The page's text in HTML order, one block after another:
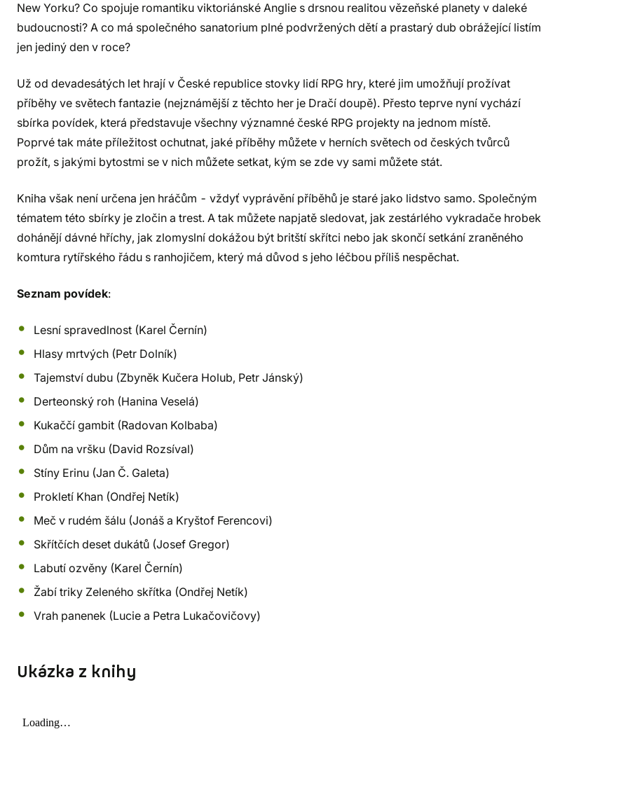
New Yorku? Co spojuje romantiku viktoriánské Anglie s drsnou realitou vězeňské planety v daleké
budoucnosti? A co má společného sanatorium plné podvržených dětí a prastarý dub obrážející listím
jen jediný den v roce?
Už od devadesátých let hrají v České republice stovky lidí RPG hry, které jim umožňují prožívat
příběhy ve světech fantazie (nejznámější z těchto her je Dračí doupě). Přesto teprve nyní vychází
sbírka povídek, která představuje všechny významné české RPG projekty na jednom místě.
Poprvé tak máte příležitost ochutnat, jaké příběhy můžete v herních světech od českých tvůrců
prožít, s jakými bytostmi se v nich můžete setkat, kým se zde vy sami můžete stát.
Kniha však není určena jen hráčům - vždyť vyprávění příběhů je staré jako lidstvo samo. Společným
tématem této sbírky je zločin a trest. A tak můžete napjatě sledovat, jak zestárlého vykradače hrobek
dohánějí dávné hříchy, jak zlomyslní dokážou být britští skřítci nebo jak skončí setkání zraněného
komtura rytířského řádu s ranhojičem, který má důvod s jeho léčbou příliš nespěchat.
Seznam povídek:
Lesní spravedlnost (Karel Černín)
Hlasy mrtvých (Petr Dolník)
Tajemství dubu (Zbyněk Kučera Holub, Petr Jánský)
Derteonský roh (Hanina Veselá)
Kukaččí gambit (Radovan Kolbaba)
Dům na vršku (David Rozsíval)
Stíny Erinu (Jan Č. Galeta)
Prokletí Khan (Ondřej Netík)
Meč v rudém šálu (Jonáš a Kryštof Ferencovi)
Skřítčích deset dukátů (Josef Gregor)
Labutí ozvěny (Karel Černín)
Žabí triky Zeleného skřítka (Ondřej Netík)
Vrah panenek (Lucie a Petra Lukačovičovy)
Ukázka z knihy